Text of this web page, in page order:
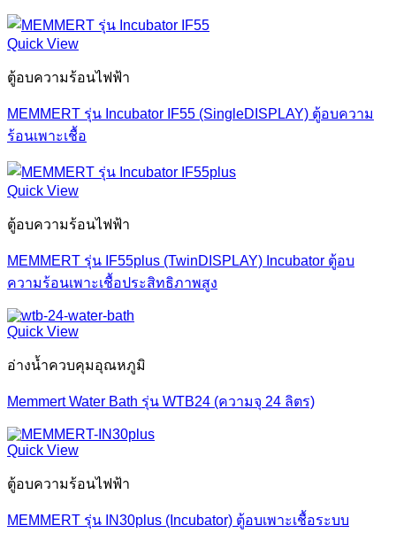
Quick View
ตู้อบความร้อนไฟฟ้า
MEMMERT รุ่น Incubator IF55 (SingleDISPLAY) ตู้อบความ
ร้อนเพาะเชื้อ
Quick View
ตู้อบความร้อนไฟฟ้า
MEMMERT รุ่น IF55plus (TwinDISPLAY) Incubator ตู้อบ
ความร้อนเพาะเชื้อประสิทธิภาพสูง
Quick View
อ่างน้ำควบคุมอุณหภูมิ
Memmert Water Bath รุ่น WTB24 (ความจุ 24 ลิตร)
Quick View
ตู้อบความร้อนไฟฟ้า
MEMMERT รุ่น IN30plus (Incubator) ตู้อบเพาะเชื้อระบบ